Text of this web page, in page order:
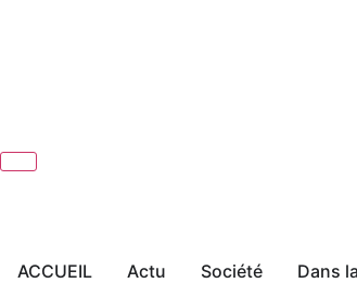
ACCUEIL Actu Société Dans